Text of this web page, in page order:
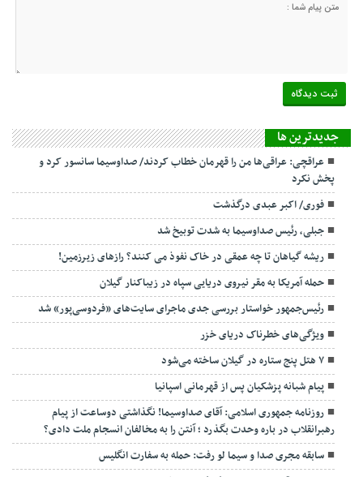
جديدترين ها
عراقچی: عراقی‌ها من را قهرمان خطاب کردند/ صداوسیما سانسور کرد و
پخش نکرد
فوری/ اکبر عبدی درگذشت
جبلی، رئیس صداوسیما به شدت توبیخ شد
ریشه گیاهان تا چه عمقی در خاک نفوذ می کنند؟ رازهای زیرزمین!
حمله آمریکا به مقر نیروی دریایی سپاه در زیباکنار گیلان
رئیس‌جمهور خواستار بررسی جدی ماجرای سایت‌های «فردوسی‌پور» شد
ویژگی‌های خطرناک دریای خزر
۷ هتل پنج ستاره در گیلان ساخته می‌شود
پیام شبانه پزشکیان پس از قهرمانی اسپانیا
روزنامه جمهوری اسلامی: آقای صداوسیما! نگذاشتی دوساعت از پیام
رهبرانقلاب در باره وحدت بگذرد ؛ آنتن را به مخالفان انسجام ملت دادی؟
سابقه مجری صدا و سیما لو رفت: حمله به سفارت انگلیس